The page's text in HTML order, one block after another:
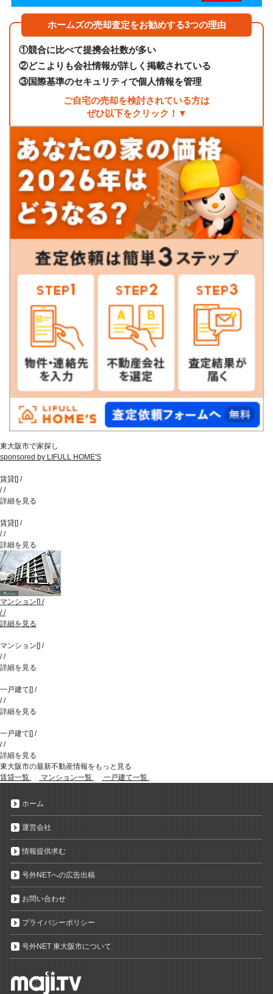
ホームズの売却査定をお勧めする3つの理由
①競合に比べて提携会社数が多い
②どこよりも会社情報が詳しく掲載されている
③国際基準のセキュリティで個人情報を管理
ご自宅の売却を検討されている方は
ぜひ以下をクリック！▼
東大阪市で家探し
sponsored by LIFULL HOME'S
賃貸[] /
//
詳細を見る
賃貸[] /
//
詳細を見る
マンション [] /
//
詳細を見る
マンション [] /
//
詳細を見る
一戸建て [] /
//
詳細を見る
一戸建て [] /
//
詳細を見る
東大阪市の最新不動産情報をもっと見る
賃貸一覧
マンション一覧 一戸建て一覧
ホーム
運営会社
情報提供求む
号外NETへの広告出稿
お問い合わせ
プライバシーポリシー
号外NET 東大阪市について